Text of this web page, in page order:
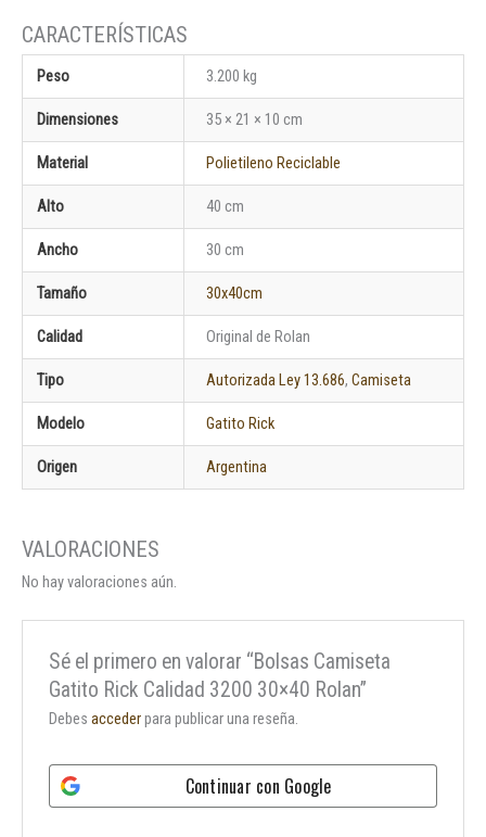
Peso 3.200 kg
Dimensiones 35 × 21 × 10 cm
Material Polietileno Reciclable
Alto 40 cm
Ancho 30 cm
Tamaño 30x40cm
Calidad Original de Rolan
Tipo Autorizada Ley 13.686, Camiseta
Modelo Gatito Rick
Origen Argentina
No hay valoraciones aún.
Sé el primero en valorar “Bolsas Camiseta
Gatito Rick Calidad 3200 30×40 Rolan”
Debesaccederpara publicar una reseña.
Continuar con Google